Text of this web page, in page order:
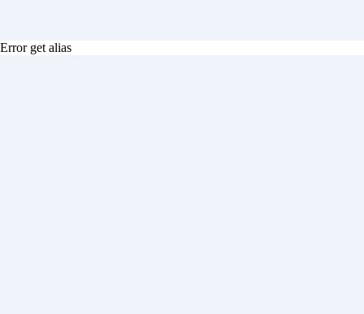
Error get alias